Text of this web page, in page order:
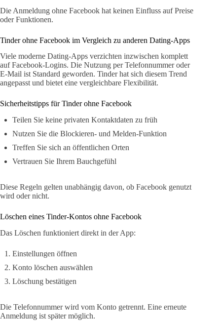
Die Anmeldung ohne Facebook hat keinen Einfluss auf Preise
oder Funktionen.
Tinder ohne Facebook im Vergleich zu anderen Dating-Apps
Viele moderne Dating-Apps verzichten inzwischen komplett
auf Facebook-Logins. Die Nutzung per Telefonnummer oder
E-Mail ist Standard geworden. Tinder hat sich diesem Trend
angepasst und bietet eine vergleichbare Flexibilität.
Sicherheitstipps für Tinder ohne Facebook
Teilen Sie keine privaten Kontaktdaten zu früh
Nutzen Sie die Blockieren- und Melden-Funktion
Treffen Sie sich an öffentlichen Orten
Vertrauen Sie Ihrem Bauchgefühl
Diese Regeln gelten unabhängig davon, ob Facebook genutzt
wird oder nicht.
Löschen eines Tinder-Kontos ohne Facebook
Das Löschen funktioniert direkt in der App:
Einstellungen öffnen
Konto löschen auswählen
Löschung bestätigen
Die Telefonnummer wird vom Konto getrennt. Eine erneute
Anmeldung ist später möglich.